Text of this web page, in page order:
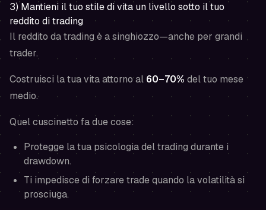
3) Mantieni il tuo stile di vita un livello sotto il tuo
reddito di trading
Il reddito da trading è a singhiozzo—anche per grandi
trader.
Costruisci la tua vita attorno al 60–70% del tuo mese
medio.
Quel cuscinetto fa due cose:
Protegge la tua psicologia del trading durante i
drawdown.
Ti impedisce di forzare trade quando la volatilità si
prosciuga.